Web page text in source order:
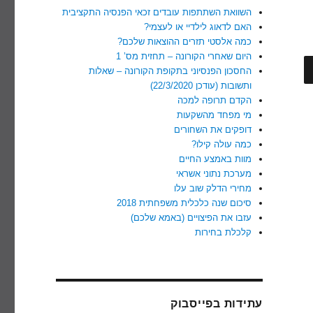
חיפוש
השוואת השתתפות עובדים זכאי הפנסיה התקציבית
האם לדאוג לילדיי או לעצמי?
כמה אלסטי תזרים ההוצאות שלכם?
היום שאחרי הקורונה – תחזית מס’ 1
החסכון הפנסיוני בתקופת הקורונה – שאלות
ותשובות (עודכן 22/3/2020)
הקדם תרופה למכה
מי מפחד מהשקעות
דופקים את השחורים
כמה עולה קילו?
מוות באמצע החיים
מערכת נתוני אשראי
מחירי הדלק שוב עלו
סיכום שנה כלכלית משפחתית 2018
עזבו את הפיצויים (באמא שלכם)
קלכלת בחירות
עתידות בפייסבוק